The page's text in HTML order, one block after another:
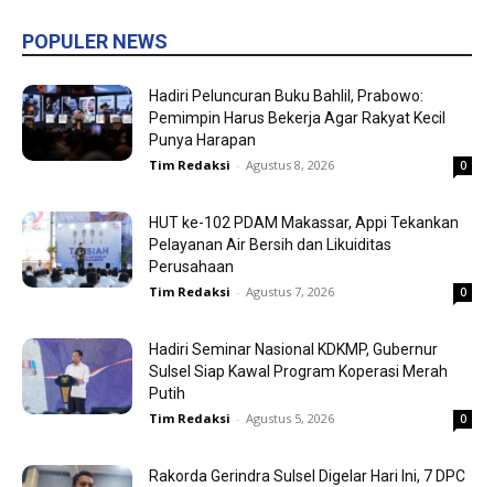
POPULER NEWS
Hadiri Peluncuran Buku Bahlil, Prabowo:
Pemimpin Harus Bekerja Agar Rakyat Kecil
Punya Harapan
Tim Redaksi - Agustus 8, 2026 0
HUT ke-102 PDAM Makassar, Appi Tekankan
Pelayanan Air Bersih dan Likuiditas
Perusahaan
Tim Redaksi - Agustus 7, 2026 0
Hadiri Seminar Nasional KDKMP, Gubernur
Sulsel Siap Kawal Program Koperasi Merah
Putih
Tim Redaksi - Agustus 5, 2026 0
Rakorda Gerindra Sulsel Digelar Hari Ini, 7 DPC